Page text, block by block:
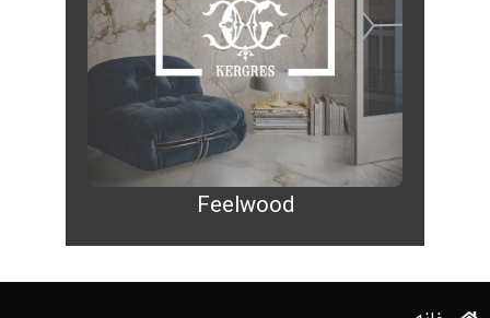
Feelwood